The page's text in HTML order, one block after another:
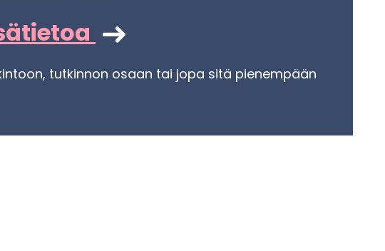
tut­kin­non osaan tai jopa sitä pie­nem­pään